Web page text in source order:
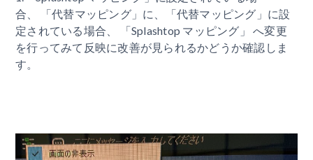
合、 「代替マッピング」に、「代替マッピング」に設
定されている場合、 「Splashtop マッピング」 へ変更
を行ってみて反映に改善が見られるかどうか確認しま
す。